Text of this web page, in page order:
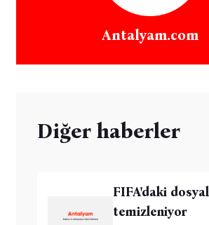
Antalyam.com
Diğer haberler
FIFA'daki
temizleniyor